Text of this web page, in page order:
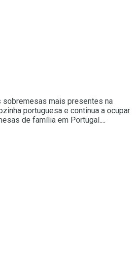
sobremesas mais presentes na
portuguesa e continua a ocupar
de família em Portugal....